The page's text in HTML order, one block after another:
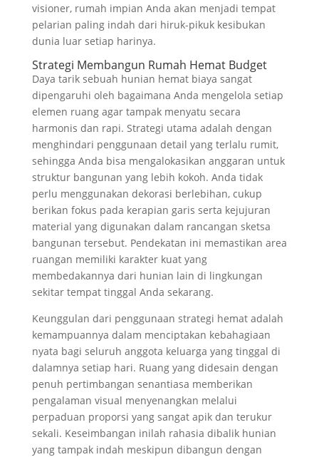
visioner, rumah impian Anda akan menjadi tempat
pelarian paling indah dari hiruk-pikuk kesibukan
dunia luar setiap harinya.
Strategi Membangun Rumah Hemat Budget
Daya tarik sebuah hunian hemat biaya sangat
dipengaruhi oleh bagaimana Anda mengelola setiap
elemen ruang agar tampak menyatu secara
harmonis dan rapi. Strategi utama adalah dengan
menghindari penggunaan detail yang terlalu rumit,
sehingga Anda bisa mengalokasikan anggaran untuk
struktur bangunan yang lebih kokoh. Anda tidak
perlu menggunakan dekorasi berlebihan, cukup
berikan fokus pada kerapian garis serta kejujuran
material yang digunakan dalam rancangan sketsa
bangunan tersebut. Pendekatan ini memastikan area
ruangan memiliki karakter kuat yang
membedakannya dari hunian lain di lingkungan
sekitar tempat tinggal Anda sekarang.
Keunggulan dari penggunaan strategi hemat adalah
kemampuannya dalam menciptakan kebahagiaan
nyata bagi seluruh anggota keluarga yang tinggal di
dalamnya setiap hari. Ruang yang didesain dengan
penuh pertimbangan senantiasa memberikan
pengalaman visual menyenangkan melalui
perpaduan proporsi yang sangat apik dan terukur
sekali. Keseimbangan inilah rahasia dibalik hunian
yang tampak indah meskipun dibangun dengan